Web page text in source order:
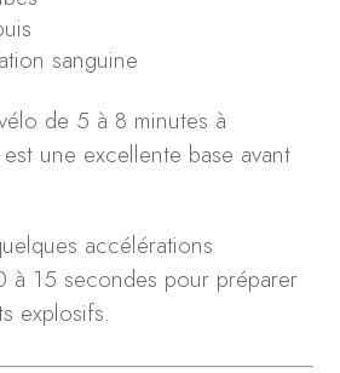
sanguine
de 5 à 8 minutes à
une excellente base avant
accélérations
à 15 secondes pour préparer
explosifs.